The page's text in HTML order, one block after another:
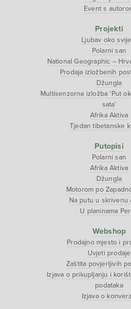
Event s
Projekti
Ljubav oko
Polarni san
National Geographic –
Prodaja izložbenih
Džungla
Multisenzorna izložba ‘Put
sata’
Afrika Aktiva
Tjedan tibetanske
Putopisi
Polarni san
Afrika Aktiva
Džungla
Motorom po
Na putu u skrivenu
U planinama
Webshop
Prodajno mjesto i
Uvjeti prodaje
Zaštita povjerljivih
Izjava o prikupljanju i
podataka
Izjava o